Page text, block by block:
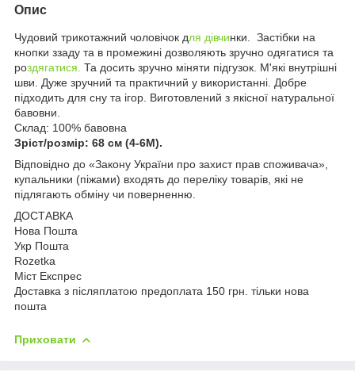
Опис
Чудовий трикотажний чоловічок для дівчинки. Застібки на
кнопки ззаду та в промежині дозволяють зручно одягатися та
роздягатися. Та досить зручно міняти підгузок. М'які внутрішні
шви. Дуже зручний та практичний у використанні. Добре
підходить для сну та ігор. Виготовлений з якісної натуральної
бавовни.
Склад: 100% бавовна
Зріст/розмір: 68 см (4-6М).
Відповідно до «Закону України про захист прав споживача»,
купальники (піжами) входять до переліку товарів, які не
підлягають обміну чи поверненню.
ДОСТАВКА
Нова Пошта
Укр Пошта
Rozetka
Міст Експрес
Доставка з післяплатою предоплата 150 грн. тільки нова
пошта
Приховати